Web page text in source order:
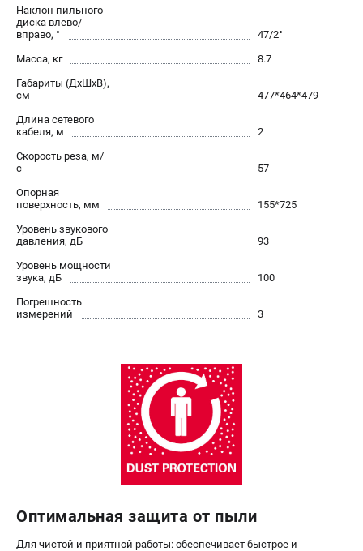
Аккумуляторы и зарядные устройства
Запчасти для изделий
Кейсы и сумки
8 (812) 318-40-26
вс - выходной
+7 (911) 360-06-14 | +7 (8112) 59-10-67
Наклон пильного
диска влево/
вправо, °
47/2°
Масса, кг
8.7
Габариты (ДхШхВ),
см
477*464*479
Длина сетевого
кабеля, м
2
Скорость реза, м/
с
57
Опорная
поверхность, мм
155*725
Уровень звукового
давления, дБ
93
Уровень мощности
звука, дБ
100
Погрешность
измерений
3
Оптимальная защита от пыли
Для чистой и приятной работы: обеспечивает быстрое и